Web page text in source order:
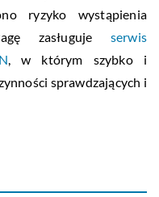
ryzyko wystąpienia
zasługuje serwis
, w którym szybko i
sprawdzających i